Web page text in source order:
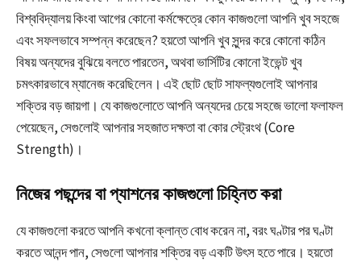
বিশ্ববিদ্যালয় কিংবা আগের কোনো কর্মক্ষেত্রে কোন কাজগুলো আপনি খুব সহজে
এবং সফলভাবে সম্পন্ন করেছেন? হয়তো আপনি খুব সুন্দর করে কোনো কঠিন
বিষয় অন্যদের বুঝিয়ে বলতে পারতেন, অথবা ভার্সিটির কোনো ইভেন্ট খুব
চমৎকারভাবে ম্যানেজ করেছিলেন। এই ছোট ছোট সাফল্যগুলোই আপনার
শক্তির বড় জায়গা। যে কাজগুলোতে আপনি অন্যদের চেয়ে সহজে ভালো ফলাফল
পেয়েছেন, সেগুলোই আপনার সহজাত দক্ষতা বা কোর স্ট্রেংথ (Core
Strength)।
নিজের পছন্দের বা প্যাশনের কাজগুলো চিহ্নিত করা
যে কাজগুলো করতে আপনি কখনো ক্লান্ত বোধ করেন না, বরং ঘণ্টার পর ঘণ্টা
করতে আনন্দ পান, সেগুলো আপনার শক্তির বড় একটি উৎস হতে পারে। হয়তো